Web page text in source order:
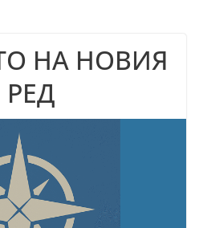
НА НОВИЯ